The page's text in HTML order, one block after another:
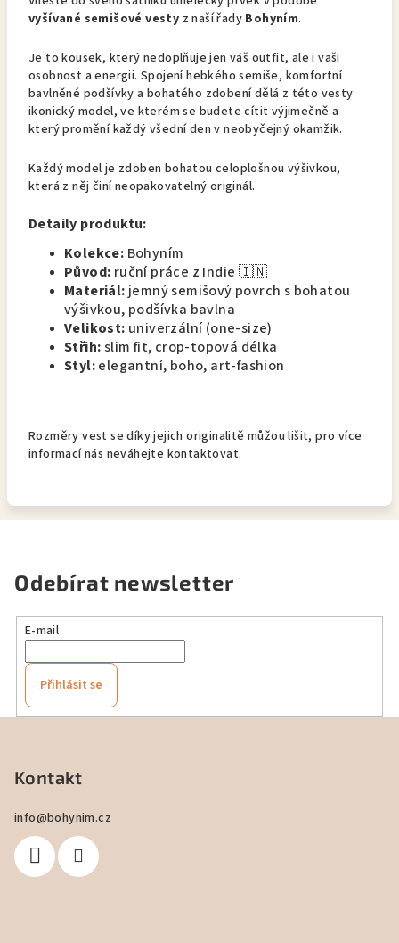
vyšívané semišové vesty z naší řady Bohyním.
Je to kousek, který nedoplňuje jen váš outfit, ale i vaši
osobnost a energii. Spojení hebkého semiše, komfortní
bavlněné podšívky a bohatého zdobení dělá z této vesty
ikonický model, ve kterém se budete cítit výjimečně a
který promění každý všední den v neobyčejný okamžik.
Každý model je zdoben bohatou celoplošnou výšivkou,
která z něj činí neopakovatelný originál.
Detaily produktu:
Kolekce: Bohyním
Původ: ruční práce z Indie 🇮🇳
Materiál: jemný semišový povrch s bohatou
výšivkou, podšívka bavlna
Velikost: univerzální (one-size)
Střih:slim fit, crop-topová délka
Styl:elegantní, boho, art-fashion
Rozměry vest se díky jejich originalitě můžou lišit, pro více
informací nás neváhejte kontaktovat.
Odebírat newsletter
E-mail
Přihlásit se
Kontakt
info@bohynim.cz